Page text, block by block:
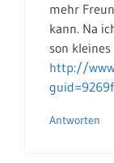
mehr
kann. Na
son
http://
Antworten